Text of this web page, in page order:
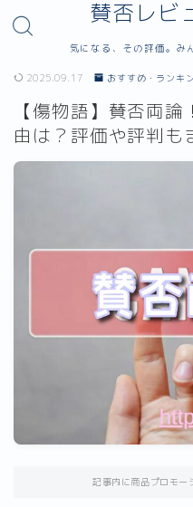
賛否レビ
気になる、その評価。み
サイトマップ
運営者プロフィール｜
2025.09.17 おすすめ・ランキ
【傷物語】賛否両
由は？評価や評判も
記事内に商品プロモー